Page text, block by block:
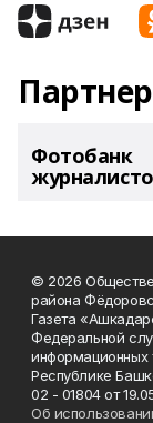
Фотобанк
© 2026
района
Газета
Федеральной
информационных
Республике
02 - 01804 от
Об